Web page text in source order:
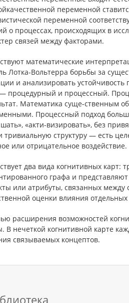
переменной
переменной
о процессах, происходящих в
связей между факторами.
математические
Лотка-Вольтерра борьбы за
и анализировать
процедурный и процессный.
Математика суще-ственным
Процессный подход
«акти-визировать», без
тривиальную структуру — есть
или отрицательное воздействие.
два вида когнитивных
графа и
или атрибуты, связанных
оценки влияния
расширения возможностей
В нечеткой когнитивной карте
связываемых концептов.